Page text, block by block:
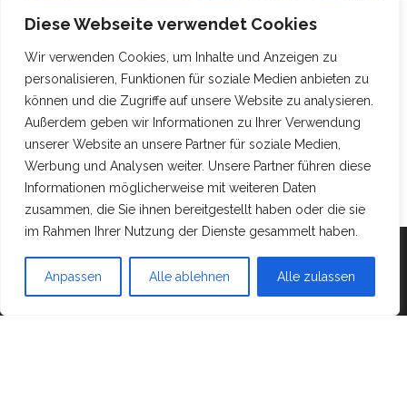
Diese Webseite verwendet Cookies
Wir verwenden Cookies, um Inhalte und Anzeigen zu
personalisieren, Funktionen für soziale Medien anbieten zu
können und die Zugriffe auf unsere Website zu analysieren.
Außerdem geben wir Informationen zu Ihrer Verwendung
unserer Website an unsere Partner für soziale Medien,
Werbung und Analysen weiter. Unsere Partner führen diese
Informationen möglicherweise mit weiteren Daten
zusammen, die Sie ihnen bereitgestellt haben oder die sie
im Rahmen Ihrer Nutzung der Dienste gesammelt haben.
Anpassen Alle ablehnen Alle zulassen
Mit Stolz präsentiert vonWordPress |Theme:Head
Blog